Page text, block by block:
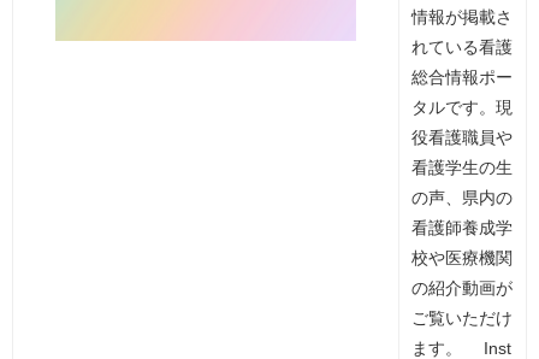
情報が掲載さ
れている看護
総合情報ポー
タルです。現
役看護職員や
看護学生の生
の声、県内の
看護師養成学
校や医療機関
の紹介動画が
ご覧いただけ
ます。 Inst